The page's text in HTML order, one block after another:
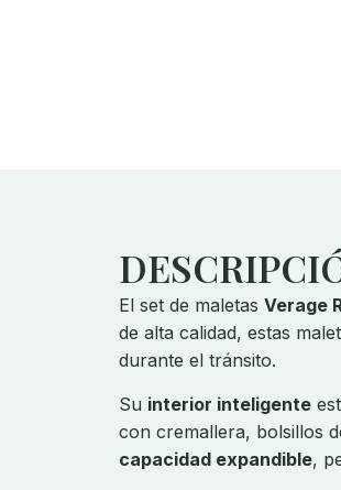
El set de maletas Verage
de alta calidad, estas
durante el tránsito.
Su interior inteligente
con cremallera, bolsillos
capacidad expandible,